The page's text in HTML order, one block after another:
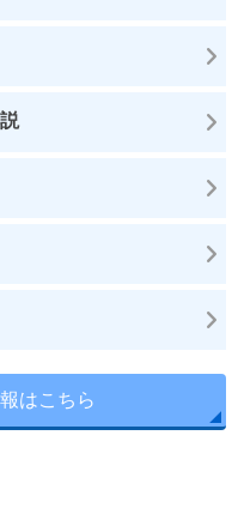
はこちら